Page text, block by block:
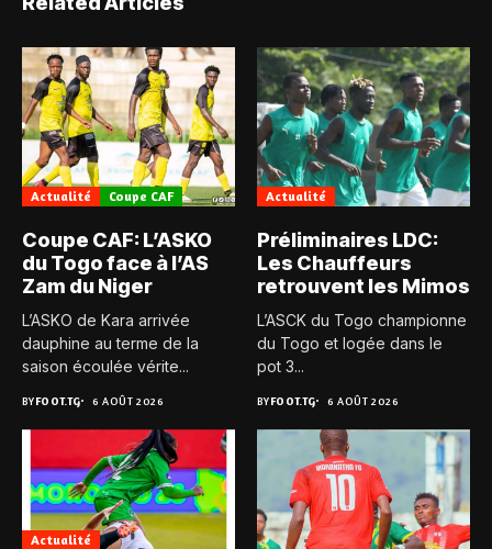
Actualité Coupe CAF
Coupe CAF: L’ASKO
du Togo face à l’AS
Zam du Niger
L’ASKO de Kara arrivée
dauphine au terme de la
saison écoulée vérite...
BYFOOT.TG 6 AOÛT 2026
Actualité
Préliminaires LDC:
Les Chauffeurs
retrouvent les Mimos
L’ASCK du Togo championne
du Togo et logée dans le
pot 3...
BYFOOT.TG 6 AOÛT 2026
Actualité